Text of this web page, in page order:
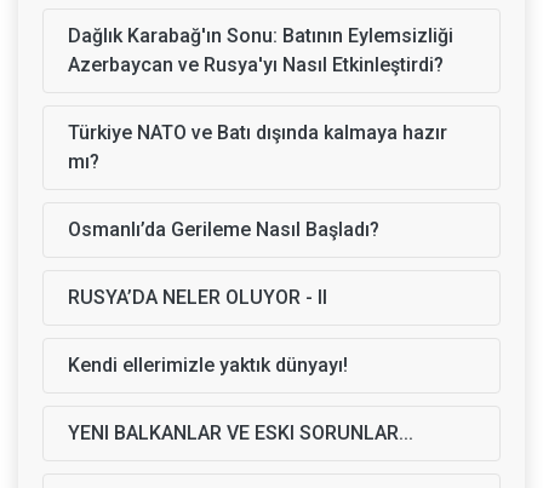
Dağlık Karabağ'ın Sonu: Batının Eylemsizliği
Azerbaycan ve Rusya'yı Nasıl Etkinleştirdi?
Türkiye NATO ve Batı dışında kalmaya hazır
mı?
Osmanlı’da Gerileme Nasıl Başladı?
RUSYA’DA NELER OLUYOR - II
Kendi ellerimizle yaktık dünyayı!
YENI BALKANLAR VE ESKI SORUNLAR...